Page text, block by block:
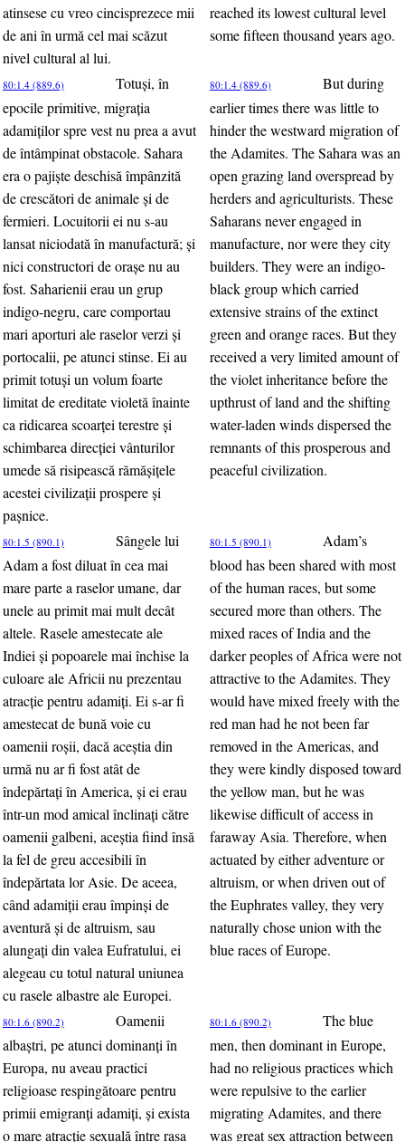
atinsese cu vreo cincisprezece mii
de ani în urmă cel mai scăzut
nivel cultural al lui.
reached its lowest cultural level
some fifteen thousand years ago.
80:1.4 (889.6)
Totuşi, în
epocile primitive, migraţia
adamiţilor spre vest nu prea a avut
de întâmpinat obstacole. Sahara
era o pajişte deschisă împânzită
de crescători de animale şi de
fermieri. Locuitorii ei nu s-au
lansat niciodată în manufactură; şi
nici constructori de oraşe nu au
fost. Saharienii erau un grup
indigo-negru, care comportau
mari aporturi ale raselor verzi şi
portocalii, pe atunci stinse. Ei au
primit totuşi un volum foarte
limitat de ereditate violetă înainte
ca ridicarea scoarţei terestre şi
schimbarea direcţiei vânturilor
umede să risipească rămăşiţele
acestei civilizaţii prospere şi
paşnice.
80:1.4 (889.6)
But during
earlier times there was little to
hinder the westward migration of
the Adamites. The Sahara was an
open grazing land overspread by
herders and agriculturists. These
Saharans never engaged in
manufacture, nor were they city
builders. They were an indigo-
black group which carried
extensive strains of the extinct
green and orange races. But they
received a very limited amount of
the violet inheritance before the
upthrust of land and the shifting
water-laden winds dispersed the
remnants of this prosperous and
peaceful civilization.
80:1.5 (890.1)
Sângele lui
Adam a fost diluat în cea mai
mare parte a raselor umane, dar
unele au primit mai mult decât
altele. Rasele amestecate ale
Indiei şi popoarele mai închise la
culoare ale Africii nu prezentau
atracţie pentru adamiţi. Ei s-ar fi
amestecat de bună voie cu
oamenii roşii, dacă aceştia din
urmă nu ar fi fost atât de
îndepărtaţi în America, şi ei erau
într-un mod amical înclinaţi către
oamenii galbeni, aceştia fiind însă
la fel de greu accesibili în
îndepărtata lor Asie. De aceea,
când adamiţii erau împinşi de
aventură şi de altruism, sau
alungaţi din valea Eufratului, ei
alegeau cu totul natural uniunea
cu rasele albastre ale Europei.
80:1.5 (890.1)
Adam’s
blood has been shared with most
of the human races, but some
secured more than others. The
mixed races of India and the
darker peoples of Africa were not
attractive to the Adamites. They
would have mixed freely with the
red man had he not been far
removed in the Americas, and
they were kindly disposed toward
the yellow man, but he was
likewise difficult of access in
faraway Asia. Therefore, when
actuated by either adventure or
altruism, or when driven out of
the Euphrates valley, they very
naturally chose union with the
blue races of Europe.
80:1.6 (890.2)
Oamenii
albaştri, pe atunci dominanţi în
Europa, nu aveau practici
religioase respingătoare pentru
primii emigranţi adamiţi, şi exista
o mare atracţie sexuală între rasa
80:1.6 (890.2)
The blue
men, then dominant in Europe,
had no religious practices which
were repulsive to the earlier
migrating Adamites, and there
was great sex attraction between